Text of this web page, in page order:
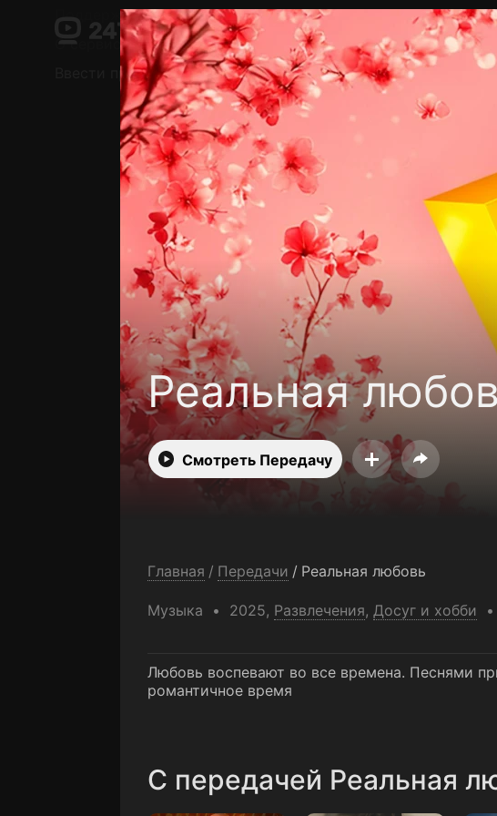
Реальная
Смотреть Передачу
Главная / Передачи / Реальная любовь
Музыка 2025, Развлечения, Досуг и хобби
Любовь воспевают во все времена. Песнями
романтичное время
C передачей Реальная
Поддержка:support@24h.tv
О сервисе
Пользовательское соглашение Политика
Ввести промокод
Установить на ТВ Бесплатные каналы